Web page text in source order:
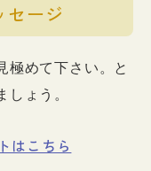
セージ
めて下さい。 と
しょう。
はこちら